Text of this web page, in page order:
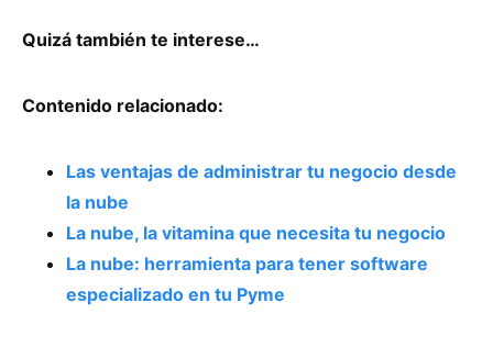
Quizá también te interese…
Contenido relacionado:
Las ventajas de administrar tu negocio desde
la nube
La nube, la vitamina que necesita tu negocio
La nube: herramienta para tener software
especializado en tu Pyme